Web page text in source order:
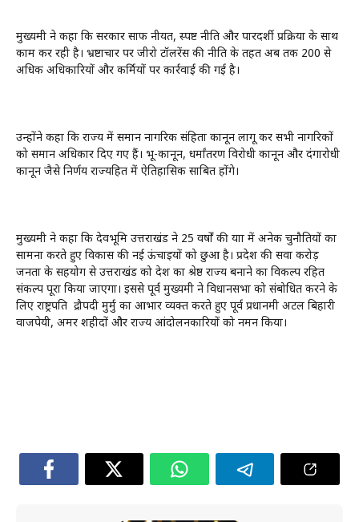
मुख्यमंत्री ने कहा कि सरकार साफ नीयत, स्पष्ट नीति और पारदर्शी प्रक्रिया के साथ
काम कर रही है। भ्रष्टाचार पर जीरो टॉलरेंस की नीति के तहत अब तक 200 से
अधिक अधिकारियों और कर्मियों पर कार्रवाई की गई है।
उन्होंने कहा कि राज्य में समान नागरिक संहिता कानून लागू कर सभी नागरिकों
को समान अधिकार दिए गए हैं। भू-कानून, धर्मांतरण विरोधी कानून और दंगारोधी
कानून जैसे निर्णय राज्यहित में ऐतिहासिक साबित होंगे।
मुख्यमंत्री ने कहा कि देवभूमि उत्तराखंड ने 25 वर्षों की यात्रा में अनेक चुनौतियों का
सामना करते हुए विकास की नई ऊंचाइयों को छुआ है। प्रदेश की सवा करोड़
जनता के सहयोग से उत्तराखंड को देश का श्रेष्ठ राज्य बनाने का विकल्प रहित
संकल्प पूरा किया जाएगा। इससे पूर्व मुख्यमंत्री ने विधानसभा को संबोधित करने के
लिए राष्ट्रपति द्रौपदी मुर्मु का आभार व्यक्त करते हुए पूर्व प्रधानमंत्री अटल बिहारी
वाजपेयी, अमर शहीदों और राज्य आंदोलनकारियों को नमन किया।